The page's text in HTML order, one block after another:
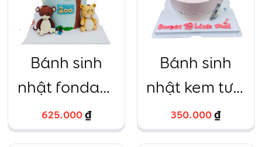
Bánh sinh
nhật fondant
vườn bách
thú tuần lộc
625.000₫
Bánh sinh
nhật kem tươi
tài lộc đô la
chai rượu
350.000₫